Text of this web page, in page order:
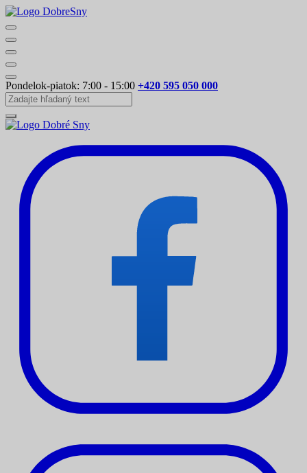
Pondelok-piatok: 7:00 - 15:00 +420 595 050 000